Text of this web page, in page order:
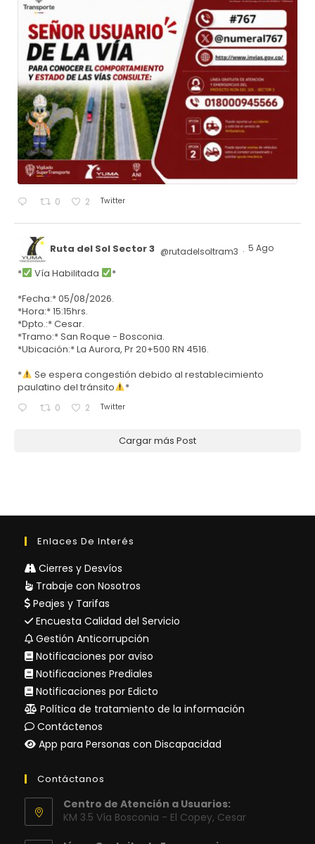
0 2 Twitter
Ruta del Sol Sector 3 @rutadelsoltram3 · 5 Ago
* Vía Habilitada
*
*Fecha:* 05/08/2026.
*Hora:* 15:15hrs.
*Dpto.:* Cesar.
*Tramo:* San Roque - Bosconia.
*Ubicación:* La Aurora, Pr 20+500 RN 4516.
*
Se espera congestión debido al restablecimiento
paulatino del tránsito
*
0 2 Twitter
Cargar más Post
Enlaces De Interés
Cierres y Desvíos
Trabaje con Nosotros
Peajes y Tarifas
Encuesta Calidad del Servicio
Gestión Anticorrupción
Notificaciones por aviso
Notificaciones Prediales
Notificaciones por Edicto
Política de tratamiento de la información
Contáctenos
App para Personas con Discapacidad
Contáctanos
Centro de Atención a Usuarios:
KM 3.5 Vía Bosconia - El Copey, Cesar